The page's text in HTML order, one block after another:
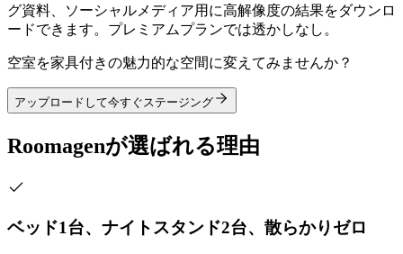
グ資料、ソーシャルメディア用に高解像度の結果をダウンロ
ードできます。プレミアムプランでは透かしなし。
空室を家具付きの魅力的な空間に変えてみませんか？
アップロードして今すぐステージング
Roomagenが選ばれる理由
ベッド1台、ナイトスタンド2台、散らかりゼロ